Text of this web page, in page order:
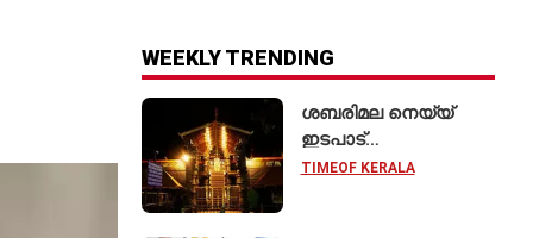
WEEKLY TRENDING
ശബരിമല നെയ്യ്
ഇടപാട്
അന്വേഷണത്തിൽ;
TIMEOF KERALA